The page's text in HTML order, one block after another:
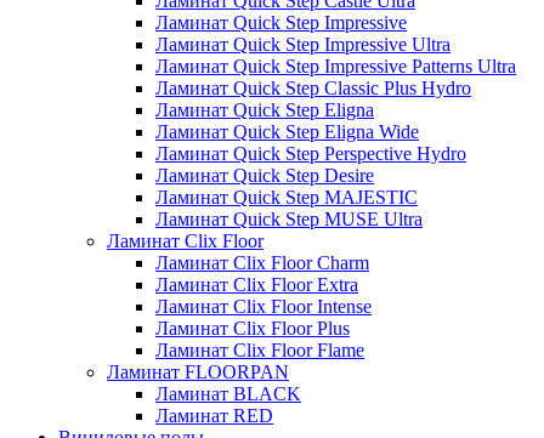
Ламинат Quick Step Impressive
Ламинат Quick Step Impressive Ultra
Ламинат Quick Step Impressive Patterns Ultra
Ламинат Quick Step Classic Plus Hydro
Ламинат Quick Step Eligna
Ламинат Quick Step Eligna Wide
Ламинат Quick Step Perspective Hydro
Ламинат Quick Step Desire
Ламинат Quick Step MAJESTIC
Ламинат Quick Step MUSE Ultra
Ламинат Clix Floor
Ламинат Clix Floor Charm
Ламинат Clix Floor Extra
Ламинат Clix Floor Intense
Ламинат Clix Floor Plus
Ламинат Clix Floor Flame
Ламинат FLOORPAN
Ламинат BLACK
Ламинат RED